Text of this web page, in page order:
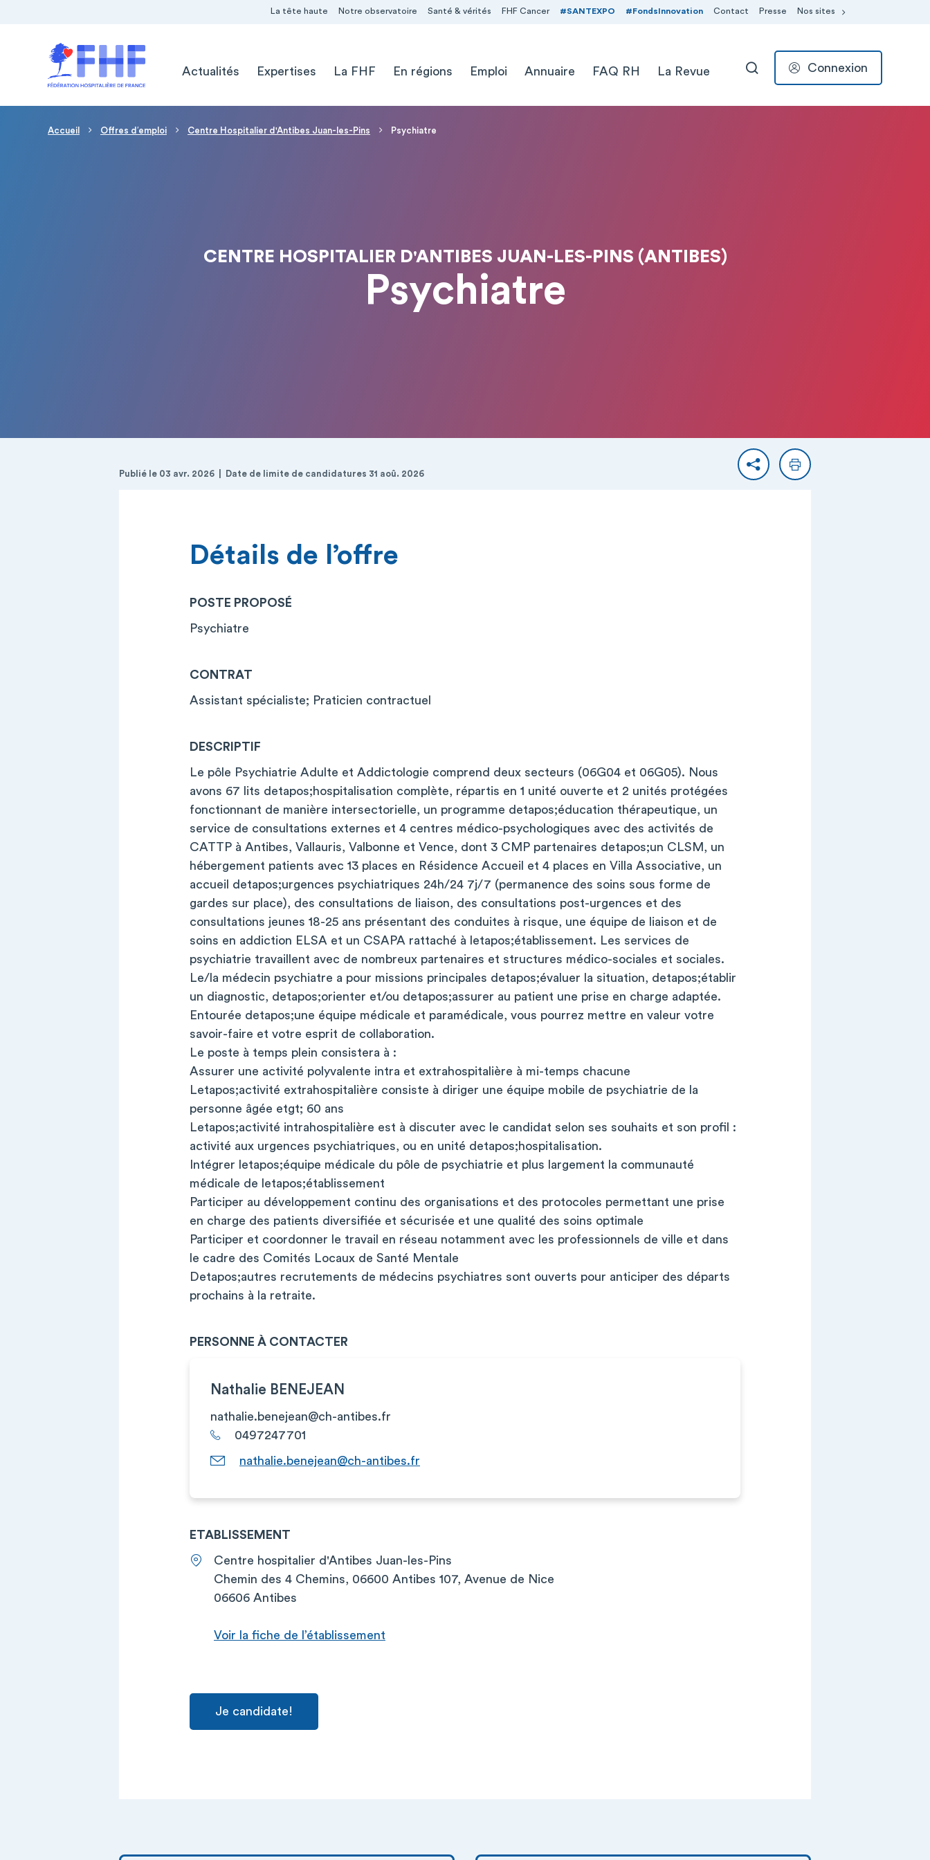
La tête haute Notre observatoire Santé & vérités FHF Cancer #SANTEXPO #FondsInnovation Contact Presse Nos sites
Actualités
Expertises La FHF En régions Emploi Annuaire FAQ RH La Revue RECHERCHER
Connexion
Fil d'Ariane
Accueil Offres d′emploi Centre Hospitalier d'Antibes Juan-les-Pins Psychiatre
CENTRE HOSPITALIER D'ANTIBES JUAN-LES-PINS (ANTIBES)
Psychiatre
Publié le 03 avr. 2026 Date de limite de candidatures 31 aoû. 2026 PartagerImprimer
Détails de l’offre
POSTE PROPOSÉ
Psychiatre
CONTRAT
Assistant spécialiste; Praticien contractuel
DESCRIPTIF
Le pôle Psychiatrie Adulte et Addictologie comprend deux secteurs (06G04 et 06G05). Nous
avons 67 lits detapos;hospitalisation complète, répartis en 1 unité ouverte et 2 unités protégées
fonctionnant de manière intersectorielle, un programme detapos;éducation thérapeutique, un
service de consultations externes et 4 centres médico-psychologiques avec des activités de
CATTP à Antibes, Vallauris, Valbonne et Vence, dont 3 CMP partenaires detapos;un CLSM, un
hébergement patients avec 13 places en Résidence Accueil et 4 places en Villa Associative, un
accueil detapos;urgences psychiatriques 24h/24 7j/7 (permanence des soins sous forme de
gardes sur place), des consultations de liaison, des consultations post-urgences et des
consultations jeunes 18-25 ans présentant des conduites à risque, une équipe de liaison et de
soins en addiction ELSA et un CSAPA rattaché à letapos;établissement. Les services de
psychiatrie travaillent avec de nombreux partenaires et structures médico-sociales et sociales.
Le/la médecin psychiatre a pour missions principales detapos;évaluer la situation, detapos;établir
un diagnostic, detapos;orienter et/ou detapos;assurer au patient une prise en charge adaptée.
Entourée detapos;une équipe médicale et paramédicale, vous pourrez mettre en valeur votre
savoir-faire et votre esprit de collaboration.
Le poste à temps plein consistera à :
Assurer une activité polyvalente intra et extrahospitalière à mi-temps chacune
Letapos;activité extrahospitalière consiste à diriger une équipe mobile de psychiatrie de la
personne âgée etgt; 60 ans
Letapos;activité intrahospitalière est à discuter avec le candidat selon ses souhaits et son profil :
activité aux urgences psychiatriques, ou en unité detapos;hospitalisation.
Intégrer letapos;équipe médicale du pôle de psychiatrie et plus largement la communauté
médicale de letapos;établissement
Participer au développement continu des organisations et des protocoles permettant une prise
en charge des patients diversifiée et sécurisée et une qualité des soins optimale
Participer et coordonner le travail en réseau notamment avec les professionnels de ville et dans
le cadre des Comités Locaux de Santé Mentale
Detapos;autres recrutements de médecins psychiatres sont ouverts pour anticiper des départs
prochains à la retraite.
PERSONNE À CONTACTER
Nathalie BENEJEAN
nathalie.benejean@ch-antibes.fr
0497247701
nathalie.benejean@ch-antibes.fr
ETABLISSEMENT
Centre hospitalier d'Antibes Juan-les-Pins
Chemin des 4 Chemins, 06600 Antibes 107, Avenue de Nice
06606 Antibes
Voir la fiche de l’établissement
Je candidate!